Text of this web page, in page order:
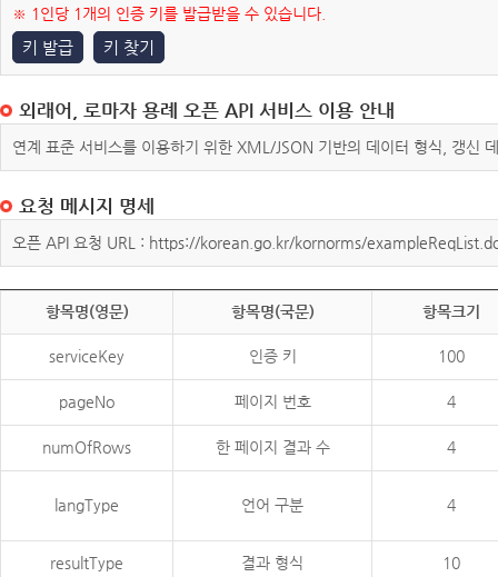
※ 1인당 1개의 인증 키를 발급받을 수 있습니다.
키 발급 키 찾기
외래어, 로마자 용례 오픈 API 서비스 이용 안내
연계 표준 서비스를 이용하기 위한 XML/JSON 기반의 데이터 형식, 갱신
요청 메시지 명세
오픈 API 요청 URL : https://korean.go.kr/kornorms/
항목명(영문) 항목명(국문) 항목크기
serviceKey 인증 키 100
pageNo 페이지 번호 4
numOfRows 한 페이지 결과 수 4
langType 언어 구분 4
resultType 결과 형식 10